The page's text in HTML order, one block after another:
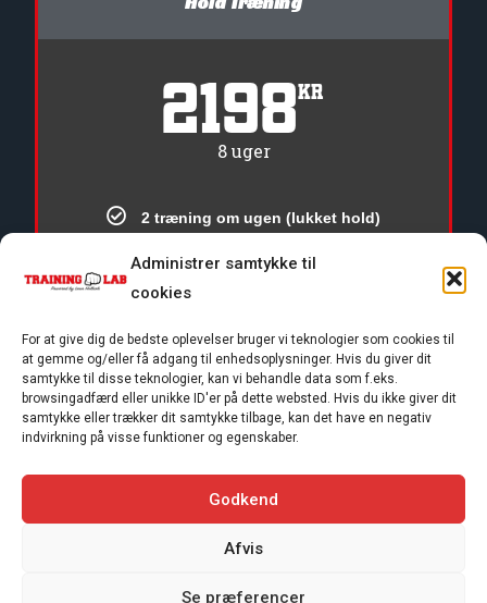
Administrer samtykke til
cookies
For at give dig de bedste oplevelser bruger vi teknologier som cookies til
at gemme og/eller få adgang til enhedsoplysninger. Hvis du giver dit
samtykke til disse teknologier, kan vi behandle data som f.eks.
browsingadfærd eller unikke ID'er på dette websted. Hvis du ikke giver dit
samtykke eller trækker dit samtykke tilbage, kan det have en negativ
indvirkning på visse funktioner og egenskaber.
Godkend
Afvis
Se præferencer
2198Kr
8 uger
2 træning om ugen (lukket hold)
Personlig Rådgivning
Ingen oprettelsesgebyr
Trænere: Dennis & Leon Holbæk
KØB NU